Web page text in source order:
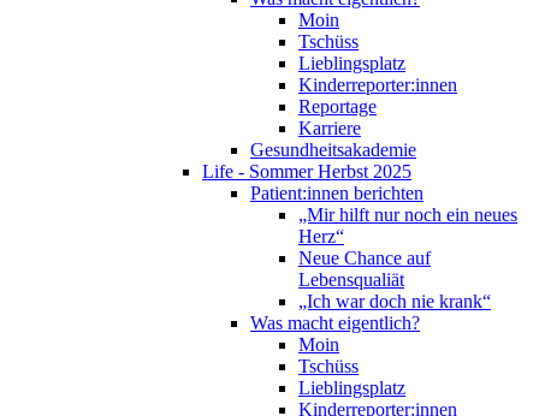
Moin
Tschüss
Lieblingsplatz
Kinderreporter:innen
Reportage
Karriere
Gesundheitsakademie
Life - Sommer Herbst 2025
Patient:innen berichten
„Mir hilft nur noch ein neues
Herz“
Neue Chance auf
Lebensqualiät
„Ich war doch nie krank“
Was macht eigentlich?
Moin
Tschüss
Lieblingsplatz
Kinderreporter:innen